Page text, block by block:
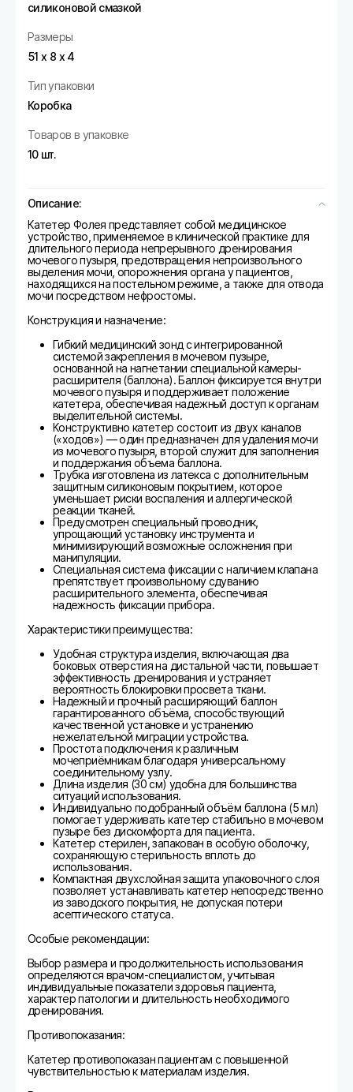
силиконовой смазкой
Размеры
51 х 8 х 4
Тип упаковки
Коробка
Товаров в упаковке
10 шт.
Описание:
Катетер Фолея представляет собой медицинское
устройство, применяемое в клинической практике для
длительного периода непрерывного дренирования
мочевого пузыря, предотвращения непроизвольного
выделения мочи, опорожнения органа у пациентов,
находящихся на постельном режиме, а также для отвода
мочи посредством нефростомы.
Конструкция и назначение:
Гибкий медицинский зонд с интегрированной
системой закрепления в мочевом пузыре,
основанной на нагнетании специальной камеры-
расширителя (баллона). Баллон фиксируется внутри
мочевого пузыря и поддерживает положение
катетера, обеспечивая надежный доступ к органам
выделительной системы.
Конструктивно катетер состоит из двух каналов
(«ходов») — один предназначен для удаления мочи
из мочевого пузыря, второй служит для заполнения
и поддержания объема баллона.
Трубка изготовлена из латекса с дополнительным
защитным силиконовым покрытием, которое
уменьшает риски воспаления и аллергической
реакции тканей.
Предусмотрен специальный проводник,
упрощающий установку инструмента и
минимизирующий возможные осложнения при
манипуляции.
Специальная система фиксации с наличием клапана
препятствует произвольному сдуванию
расширительного элемента, обеспечивая
надежность фиксации прибора.
Характеристики преимущества:
Удобная структура изделия, включающая два
боковых отверстия на дистальной части, повышает
эффективность дренирования и устраняет
вероятность блокировки просвета ткани.
Надежный и прочный расширяющий баллон
гарантированного объёма, способствующий
качественной установке и устранению
нежелательной миграции устройства.
Простота подключения к различным
мочеприёмникам благодаря универсальному
соединительному узлу.
Длина изделия (30 см) удобна для большинства
ситуаций использования.
Индивидуально подобранный объём баллона (5 мл)
помогает удерживать катетер стабильно в мочевом
пузыре без дискомфорта для пациента.
Катетер стерилен, запакован в особую оболочку,
сохраняющую стерильность вплоть до
использования.
Компактная двухслойная защита упаковочного слоя
позволяет устанавливать катетер непосредственно
из заводского покрытия, не допуская потери
асептического статуса.
Особые рекомендации:
Выбор размера и продолжительность использования
определяются врачом-специалистом, учитывая
индивидуальные показатели здоровья пациента,
характер патологии и длительность необходимого
дренирования.
Противопоказания:
Катетер противопоказан пациентам с повышенной
чувствительностью к материалам изделия.